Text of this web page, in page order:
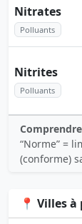
Nitrates
Polluants
Nitrites
Polluants
“Norme” =
(conforme)
📍 Villes